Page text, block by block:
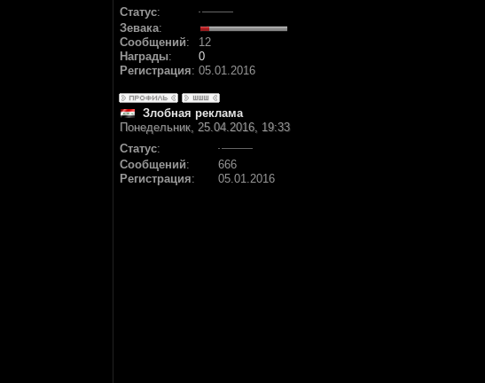
Статус:
Зевака:
Сообщений:
12
Награды:
0
Регистрация: 05.01.2016
Злобная реклама
Понедельник, 25.04.2016, 19:33
Статус:
Сообщений:
666
Регистрация: 05.01.2016